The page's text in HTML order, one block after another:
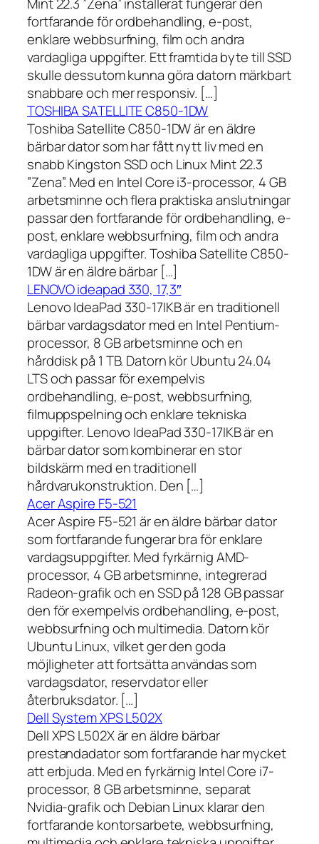
fortfarande för ordbehandling, e-post,
enklare webbsurfning, film och andra
vardagliga uppgifter. Ett framtida byte till SSD
skulle dessutom kunna göra datorn märkbart
snabbare och mer responsiv. […]
TOSHIBA SATELLITE C850-1DW
Toshiba Satellite C850-1DW är en äldre
bärbar dator som har fått nytt liv med en
snabb Kingston SSD och Linux Mint 22.3
”Zena”. Med en Intel Core i3-processor, 4 GB
arbetsminne och flera praktiska anslutningar
passar den fortfarande för ordbehandling, e-
post, enklare webbsurfning, film och andra
vardagliga uppgifter. Toshiba Satellite C850-
1DW är en äldre bärbar […]
LENOVO ideapad 330, 17,3″
Lenovo IdeaPad 330-17IKB är en traditionell
bärbar vardagsdator med en Intel Pentium-
processor, 8 GB arbetsminne och en
hårddisk på 1 TB. Datorn kör Ubuntu 24.04
LTS och passar för exempelvis
ordbehandling, e-post, webbsurfning,
filmuppspelning och enklare tekniska
uppgifter. Lenovo IdeaPad 330-17IKB är en
bärbar dator som kombinerar en stor
bildskärm med en traditionell
hårdvarukonstruktion. Den […]
Acer Aspire F5-521
Acer Aspire F5-521 är en äldre bärbar dator
som fortfarande fungerar bra för enklare
vardagsuppgifter. Med fyrkärnig AMD-
processor, 4 GB arbetsminne, integrerad
Radeon-grafik och en SSD på 128 GB passar
den för exempelvis ordbehandling, e-post,
webbsurfning och multimedia. Datorn kör
Ubuntu Linux, vilket ger den goda
möjligheter att fortsätta användas som
vardagsdator, reservdator eller
återbruksdator. […]
Dell System XPS L502X
Dell XPS L502X är en äldre bärbar
prestandadator som fortfarande har mycket
att erbjuda. Med en fyrkärnig Intel Core i7-
processor, 8 GB arbetsminne, separat
Nvidia-grafik och Debian Linux klarar den
fortfarande kontorsarbete, webbsurfning,